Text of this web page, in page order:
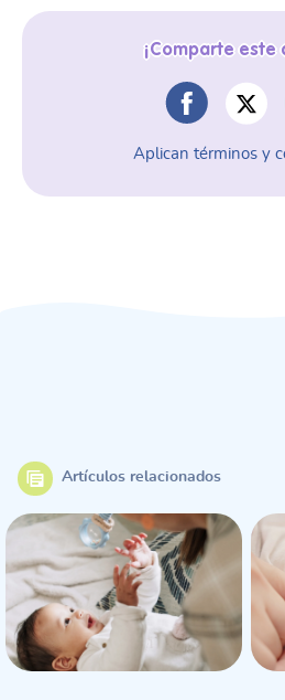
¡Comparte este
Aplican términos y
Artículos relacionados